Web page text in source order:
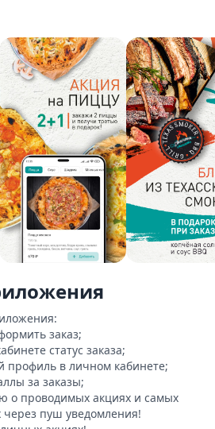
заказ;
статус заказа;
профиль в личном кабинете;
за заказы;
о проводимых акциях и самых
пуш уведомления!